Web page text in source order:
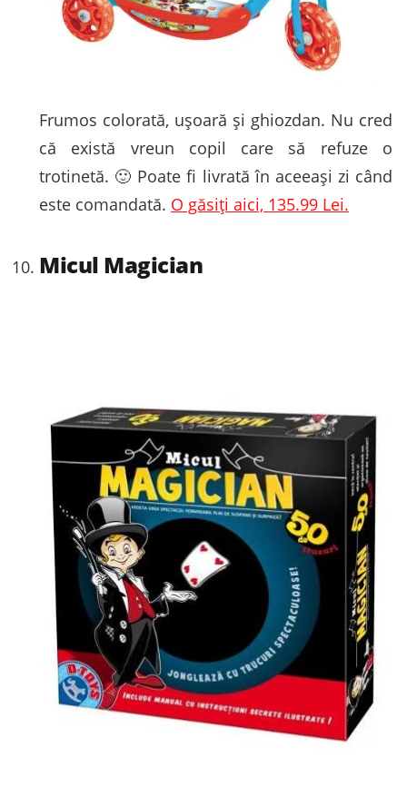
Frumos colorată, ușoară și ghiozdan. Nu cred
că există vreun copil care să refuze o
trotinetă. 🙂 Poate fi livrată în aceeași zi când
este comandată. O găsiți aici, 135.99 Lei.
Micul Magician